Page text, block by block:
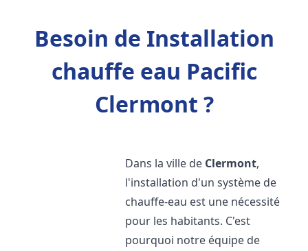
Besoin de Installation
chauffe eau Pacific
Clermont ?
Dans la ville de Clermont,
l'installation d'un système de
chauffe-eau est une nécessité
pour les habitants. C'est
pourquoi notre équipe de